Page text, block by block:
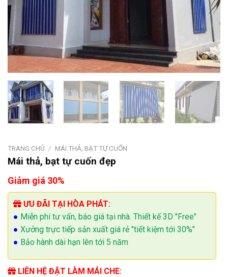
TRANG CHỦ / MÁI THẢ, BẠT TỰ CUỐN
Mái thả, bạt tự cuốn đẹp
Giảm giá 30%
ƯU ĐÃI TẠI HÒA PHÁT:
● Miễn phí tư vấn, báo giá tại nhà. Thiết kế 3D "Free"
● Xưởng trực tiếp sản xuất giá rẻ "tiết kiệm tới 30%"
● Bảo hành dài hạn lên tới 5 năm
LIÊN HỆ ĐẶT LÀM MÁI CHE: